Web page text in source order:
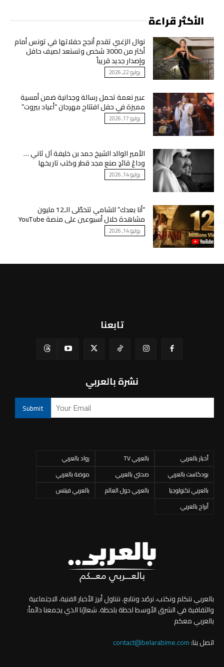
الأكثر قراءة
نوال الزغبي تقدم أنجح حفلاتها في تونس أمام
أكثر من 3000 شخص وتستعد لصيف حافل
وإصدار جديد قريباً
يوليو 22, 2026
عبير نعمة تحمل رسالة وجدانية ضمن أمسية
مميزة في حفل افتتاح مهرجان “أعياد بيروت”
يوليو 17, 2026
الأمير الوالد الشيخ حمد بن خليفة آل ثاني …
وداعُ قائدٍ صنع مجد قطر وكتب تاريخها
يوليو 14, 2026
“أنا بعدك” للشامي تتخطّى الـ12 مليون
مشاهدة خلال أسبوعين على منصة YouTube
يوليو 14, 2026
تابعنا
نشرة بالعربي
أخبار بالعربي بالعربي TV
رواد بالعربي
بودكاست بالعربي
صحتي بالعربي
موضة بالعربي
بالعربي تكنولوجيا
بالعربي حول العالم
بالعربي فيتنس
أبراج بالعربي
بالعربي نتكلم ونكتب، نرصُد ونتابع، نتناول أبرز الأخبار الفنية، الاجتماعية
والثقافية في الشرق الأوسط لحظة بلحظة. شعارُنا الذي يجمعنا دائماً:
بالعربي معكم
اتصل بنا:contact@belarabime.com